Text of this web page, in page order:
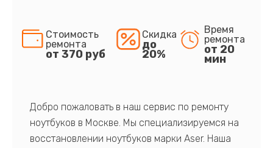
Стоимость
ремонта
от 370 руб
Скидка
до
20%
Время
ремонта
от 20
мин
Добро пожаловать в наш сервис по ремонту
ноутбуков в Москве. Мы специализируемся на
восстановлении ноутбуков марки Aser. Наша